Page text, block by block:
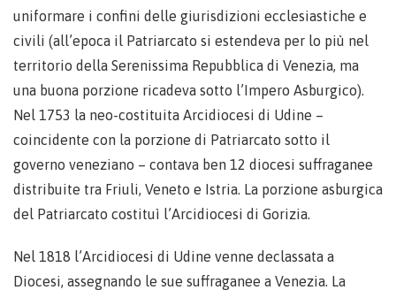
uniformare i confini delle giurisdizioni ecclesiastiche e
civili (all’epoca il Patriarcato si estendeva per lo più nel
territorio della Serenissima Repubblica di Venezia, ma
una buona porzione ricadeva sotto l’Impero Asburgico).
Nel 1753 la neo-costituita Arcidiocesi di Udine –
coincidente con la porzione di Patriarcato sotto il
governo veneziano – contava ben 12 diocesi suffraganee
distribuite tra Friuli, Veneto e Istria. La porzione asburgica
del Patriarcato costituì l’Arcidiocesi di Gorizia.
Nel 1818 l’Arcidiocesi di Udine venne declassata a
Diocesi, assegnando le sue suffraganee a Venezia. La